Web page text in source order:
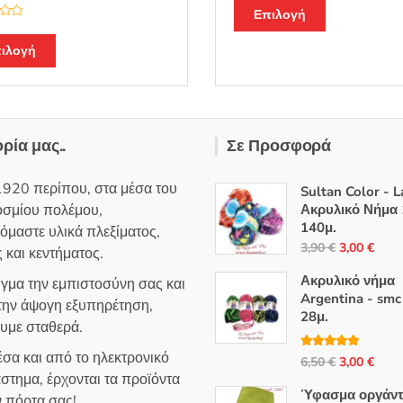
το
προϊόν
παραλλαγές.
επιλογές
μπορούν
να
επιλεγούν
στη
σελίδα
του
προϊόντος
ο
θ
ε
ε
0
ό
5
Επιλογή
το
Οι
να
επιλεγούν
στη
του
προϊόντος
μας..
περίπου, στα μέσα του
πολέμου,
υλικά πλεξίματος,
και κεντήματος.
την εμπιστοσύνη σας και
άψογη εξυπηρέτηση,
σταθερά.
και από το ηλεκτρονικό
έρχονται τα προϊόντα
Σε Προσφορά
Sultan Color -
Ακρυλικό Νήμα
140μ.
3,90€ Original
was:
3,00 €Η
τιμή
Ακρυλικό νήμα
Argentina -
28μ.
Βαθμολογή
θηκε με 5.00
6,50€ Original
3,00 €Η
Ύφασμα